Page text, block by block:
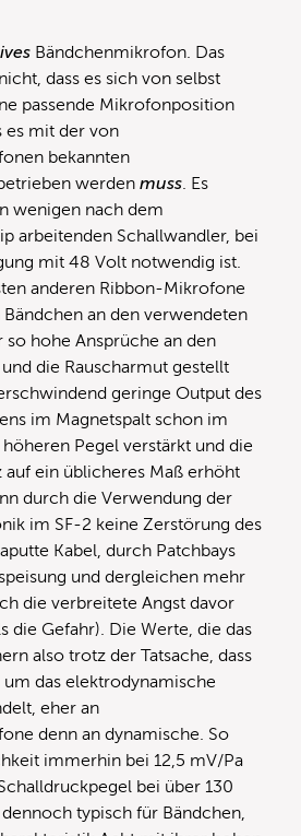
Bändchenmikrofon. Das
dass es sich von selbst
passende Mikrofonposition
es mit der von
bekannten
werden muss. Es
wenigen nach dem
arbeitenden Schallwandler, bei
mit 48 Volt notwendig ist.
anderen Ribbon-Mikrofone
an den verwendeten
hohe Ansprüche an den
die Rauscharmut gestellt
geringe Output des
im Magnetspalt schon im
Pegel verstärkt und die
auf ein üblicheres Maß erhöht
durch die Verwendung der
im SF-2 keine Zerstörung des
Kabel, durch Patchbays
und dergleichen mehr
die verbreitete Angst davor
die Gefahr). Die Werte, die das
also trotz der Tatsache, dass
um das elektrodynamische
eher an
denn an dynamische. So
immerhin bei 12,5 mV/Pa
bei über 130
dennoch typisch für Bändchen,